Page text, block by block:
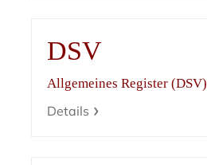
DSV
Allgemeines Register (DSV)
Details